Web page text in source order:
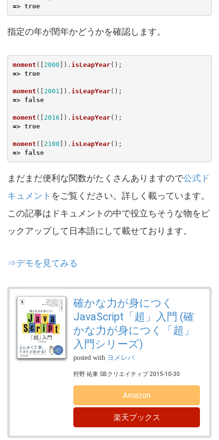
=> true
指定の年が閏年かどうかを確認します。
moment ([ 2000 ]). isLeapYear();
=> true
moment ([ 2001 ]). isLeapYear();
=>
false
moment ([ 2016 ]). isLeapYear();
=> true
moment ([ 2100 ]). isLeapYear();
=>
false
まだまだ便利な関数がたくさんありますので公式ド
キュメント をご覧ください。詳しく載っています。
この記事はドキュメントの中で役立ちそうな物をピ
ックアップして日本語にして載せております。
⇒デモを見てみる
確かな力が身につく
JavaScript「超」入門 (確
かな力が身につく「超」
入門シリーズ)
posted with ヨメレバ
狩野 祐東 SBクリエイティブ 2015-10-30
Amazon
楽天ブックス